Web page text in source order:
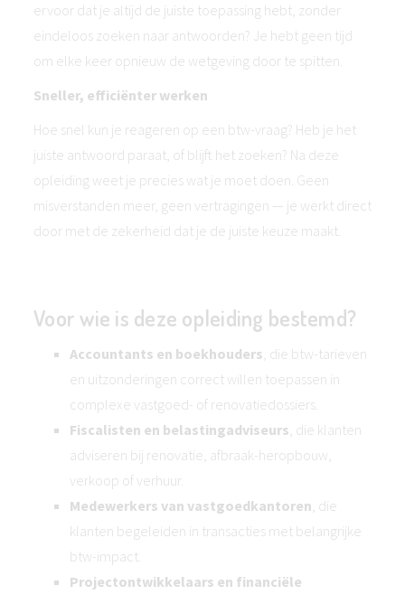
ervoor dat je altijd de juiste toepassing hebt, zonder
eindeloos zoeken naar antwoorden? Je hebt geen tijd
om elke keer opnieuw de wetgeving door te spitten.
Sneller, efficiënter werken
Hoe snel kun je reageren op een btw-vraag? Heb je het
juiste antwoord paraat, of blijft het zoeken? Na deze
opleiding weet je precies wat je moet doen. Geen
misverstanden meer, geen vertragingen — je werkt direct
door met de zekerheid dat je de juiste keuze maakt.
Voor wie is deze opleiding bestemd?
Accountants en boekhouders, die btw-tarieven
en uitzonderingen correct willen toepassen in
complexe vastgoed- of renovatiedossiers.
Fiscalisten en belastingadviseurs, die klanten
adviseren bij renovatie, afbraak-heropbouw,
verkoop of verhuur.
Medewerkers van vastgoedkantoren, die
klanten begeleiden in transacties met belangrijke
btw-impact.
Projectontwikkelaars en financiële